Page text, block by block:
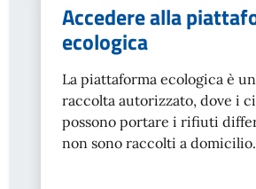
Accedere alla
ecologica
La piattaforma ecologica è
raccolta autorizzato, dove i
possono portare i rifiuti
non sono raccolti a domicilio.